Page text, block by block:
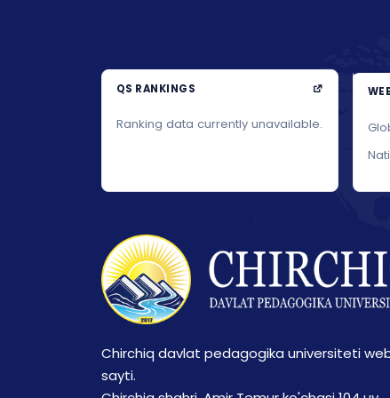
QS RANKINGS
Ranking data currently unavailable.
Chirchiq davlat pedagogika universiteti
sayti.